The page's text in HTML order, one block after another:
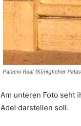
Palacio Real (Königlicher
Am unteren Foto seht
Adel darstellen soll.